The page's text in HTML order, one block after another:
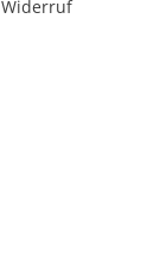
Widerruf